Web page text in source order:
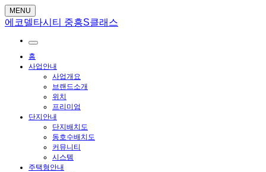
MENU
에코델타시티 중흥S클래스
홈
사업안내
사업개요
브랜드소개
위치
프리미엄
단지안내
단지배치도
동호수배치도
커뮤니티
시스템
주택형안내